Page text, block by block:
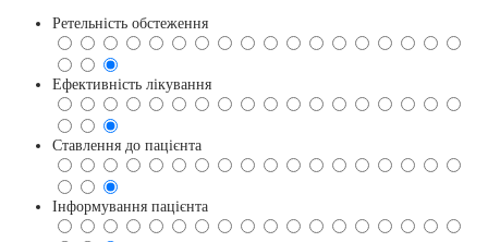
Ретельність обстеження
Ефективність лікування
Ставлення до пацієнта
Інформування пацієнта